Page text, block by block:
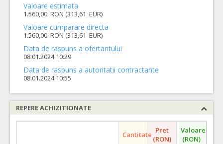
Valoare estimata
1.560,00 RON (313,61 EUR)
Valoare cumparare directa
1.560,00 RON (313,61 EUR)
Data de raspuns a ofertantului
08.01.2024 10:29
Data de raspuns a autoritatii contractante
08.01.2024 10:55
REPERE ACHIZITIONATE
Cantitate Pret
(RON)
Valoare
(RON)